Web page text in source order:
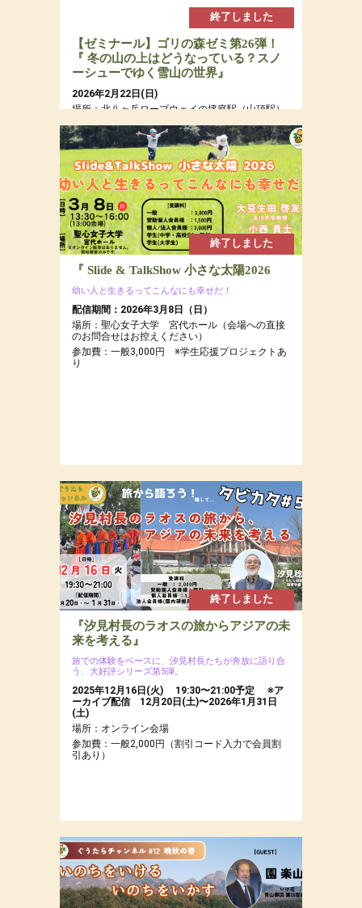
終了しました
【ゼミナール】ゴリの森ゼミ第26弾！
『 冬の山の上はどうなっている？スノ
ーシューでゆく雪山の世界』
2026年2月22日(日)
場所：北八ヶ岳ロープウェイの坪庭駅（山頂駅）
参加費：参加費：年会員15,000円（若者応援プロ
ジェクトにつき20代割引あるよ）・定員７名
終了しました
『 Slide & TalkShow 小さな太陽2026
幼い人と生きるってこんなにも幸せだ！
配信期間：2026年3月8日（日）
場所：聖心女子大学 宮代ホール（会場への直接
のお問合せはお控えください）
参加費：一般3,000円 ※学生応援プロジェクトあ
り
終了しました
『汐見村長のラオスの旅からアジアの未
来を考える』
旅での体験をベースに、汐見村長たちが奔放に語り合
う、大好評シリーズ第5弾。
2025年12月16日(火) 19:30〜21:00予定 ※ア
ーカイブ配信 12月20日(土)〜2026年1月31日
(土)
場所：オンライン会場
参加費：一般2,000円（割引コード入力で会員割
引あり）